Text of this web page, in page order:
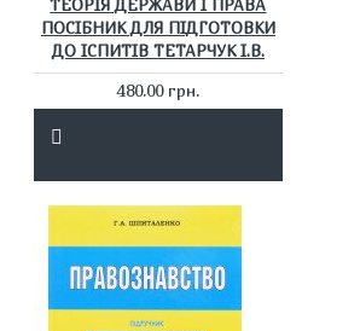
ТЕОРІЯ ДЕРЖАВИ І ПРАВА
ПОСІБНИК ДЛЯ ПІДГОТОВКИ
ДО ІСПИТІВ ТЕТАРЧУК І.В.
480.00 грн.